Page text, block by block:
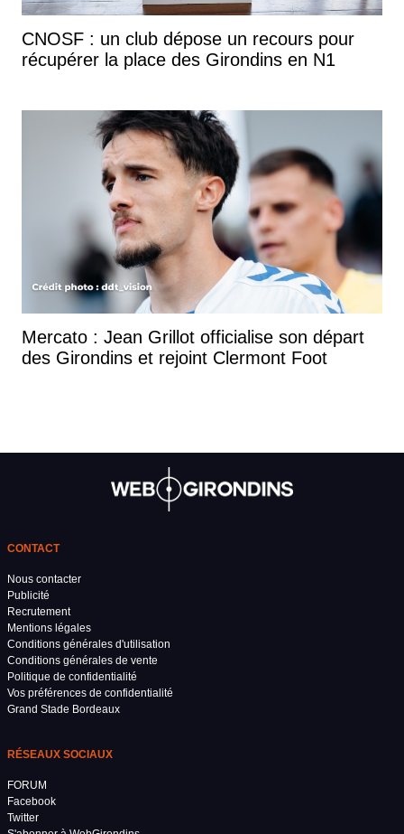
CNOSF : un club dépose un recours pour
récupérer la place des Girondins en N1
Mercato : Jean Grillot officialise son départ
des Girondins et rejoint Clermont Foot
CONTACT
Nous contacter
Publicité
Recrutement
Mentions légales
Conditions générales d'utilisation
Conditions générales de vente
Politique de confidentialité
Vos préférences de confidentialité
Grand Stade Bordeaux
RÉSEAUX SOCIAUX
FORUM
Facebook
Twitter